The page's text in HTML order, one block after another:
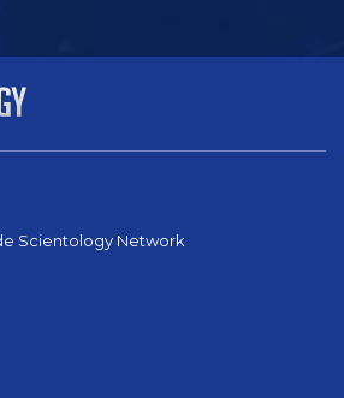
Scientology Network